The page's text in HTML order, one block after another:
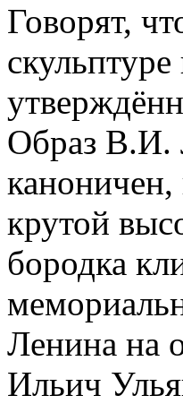
Говорят,
Образ В.И.
крутой
бородка
Ленина на
Ильич